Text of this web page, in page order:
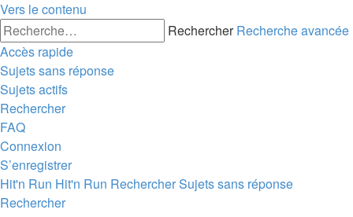
Vers le contenu
Rechercher Recherche avancée
Accès rapide
Sujets sans réponse
Sujets actifs
Rechercher
FAQ
Connexion
S’enregistrer
Hit'n Run Hit'n Run RechercherSujets sans réponse
Rechercher